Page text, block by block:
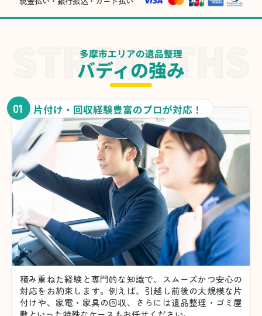
多摩市エリアの遺品整理
バディの強み
01 片付け・回収経験豊富のプロが対応！
積み重ねた経験と専門的な知識で、スムーズかつ安心の
対応をお約束します。例えば、引越し前後の大規模な片
付けや、家電・家具の回収、さらには遺品整理・ゴミ屋